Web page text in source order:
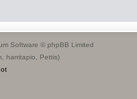
Software © phpBB Limited
harritapio, Pettis)